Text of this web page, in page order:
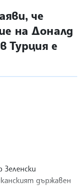
че
на Доналд
Турция е
държавен